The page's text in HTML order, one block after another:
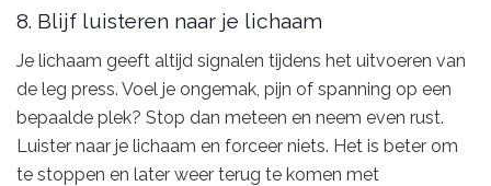
8. Blijf luisteren naar je lichaam
Je lichaam geeft altijd signalen tijdens het uitvoeren van
de leg press. Voel je ongemak, pijn of spanning op een
bepaalde plek? Stop dan meteen en neem even rust.
Luister naar je lichaam en forceer niets. Het is beter om
te stoppen en later weer terug te komen met